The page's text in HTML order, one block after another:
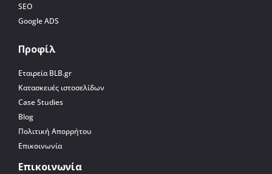
SEO
Google ADS
Προφίλ
Εταιρεία BLB.gr
Κατασκευές ιστοσελίδων
Case Studies
Blog
Πολιτική Απορρήτου
Επικοινωνία
Επικοινωνία